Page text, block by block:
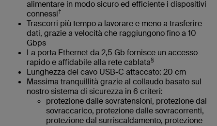
alimentare in modo sicuro ed efficiente i dispositivi
connessi†
Trascorri più tempo a lavorare e meno a trasferire
dati, grazie a velocità che raggiungono fino a 10
Gbps
La porta Ethernet da 2,5 Gb fornisce un accesso
rapido e affidabile alla rete cablata§
Lunghezza del cavo USB-C attaccato: 20 cm
Massima tranquillità grazie al collaudo basato sul
nostro sistema di sicurezza in 6 criteri:
protezione dalle sovratensioni, protezione dal
sovraccarico, protezione dalle sovracorrenti,
protezione dal surriscaldamento, protezione